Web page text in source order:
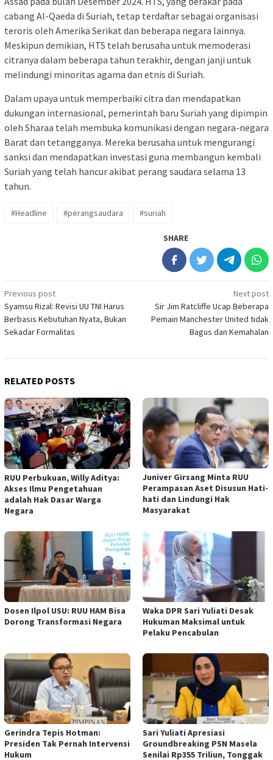
cabang Al-Qaeda di Suriah, tetap terdaftar sebagai organisasi
teroris oleh Amerika Serikat dan beberapa negara lainnya.
Meskipun demikian, HTS telah berusaha untuk memoderasi
citranya dalam beberapa tahun terakhir, dengan janji untuk
melindungi minoritas agama dan etnis di Suriah.
Dalam upaya untuk memperbaiki citra dan mendapatkan
dukungan internasional, pemerintah baru Suriah yang dipimpin
oleh Sharaa telah membuka komunikasi dengan negara-negara
Barat dan tetangganya. Mereka berusaha untuk mengurangi
sanksi dan mendapatkan investasi guna membangun kembali
Suriah yang telah hancur akibat perang saudara selama 13
tahun.
#Headline #perangsaudara #suriah
SHARE
Post
navigation
Previous post
Syamsu Rizal: Revisi UU TNI Harus
Berbasis Kebutuhan Nyata, Bukan
Sekadar Formalitas
Next post
Sir Jim Ratcliffe Ucap Beberapa
Pemain Manchester United tidak
Bagus dan Kemahalan
RELATED POSTS
RUU Perbukuan, Willy Aditya:
Akses Ilmu Pengetahuan
adalah Hak Dasar Warga
Negara
Juniver Girsang Minta RUU
Perampasan Aset Disusun Hati-
hati dan Lindungi Hak
Masyarakat
Dosen Ilpol USU: RUU HAM Bisa
Dorong Transformasi Negara
Waka DPR Sari Yuliati Desak
Hukuman Maksimal untuk
Pelaku Pencabulan
Gerindra Tepis Hotman:
Presiden Tak Pernah Intervensi
Hukum
Sari Yuliati Apresiasi
Groundbreaking PSN Masela
Senilai Rp355 Triliun, Tonggak